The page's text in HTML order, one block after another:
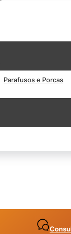
Parafusos e Porcas